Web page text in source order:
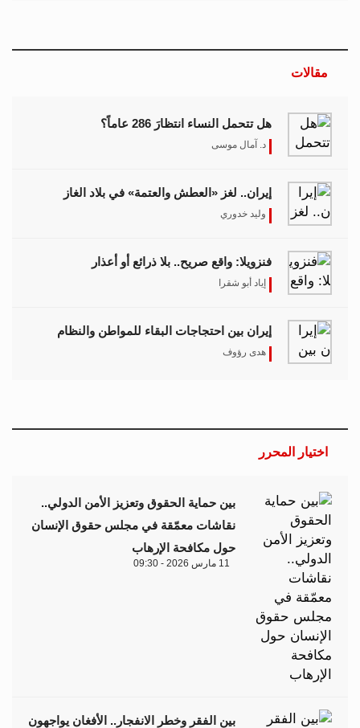
مقالات
هل تتحمل النساء انتظارَ 286 عاماً؟
د. آمال موسى
إيران.. لغز «العطش والعتمة» في بلاد الغاز
وليد خدوري
فنزويلا: واقع صريح.. بلا ذرائع أو أعذار
إياد أبو شقرا
إيران بين احتجاجات البقاء للمواطن والنظام
هدى رؤوف
اختيار المحرر
بين حماية الحقوق وتعزيز الأمن الدولي..
نقاشات معمّقة في مجلس حقوق الإنسان
حول مكافحة الإرهاب
11 مارس 2026 - 09:30
بين الفقر وخطر الانفجار.. الأفغان يواجهون